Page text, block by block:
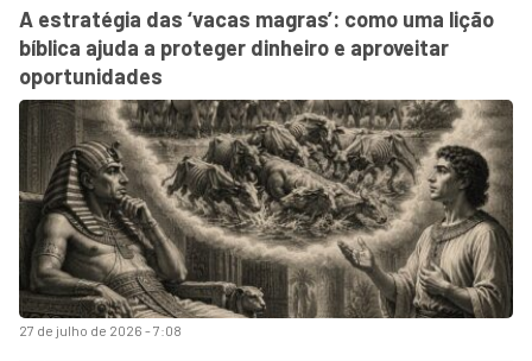
27 de julho de 2026 - 7:08
A estratégia das ‘vacas magras’: como uma lição
bíblica ajuda a proteger dinheiro e aproveitar
oportunidades